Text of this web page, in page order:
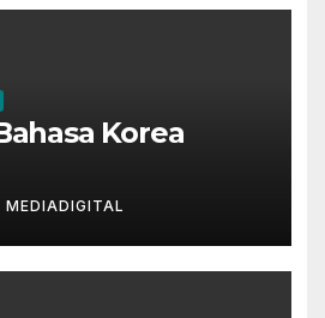
Korea
MEDIADIGITAL